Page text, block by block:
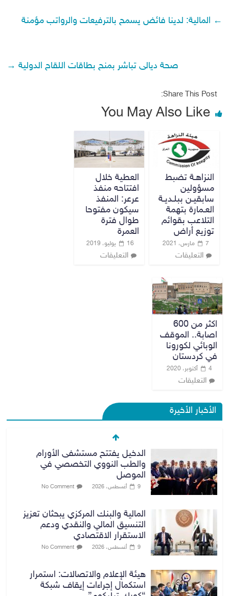
← المالية: لدينا فائض يسمح بالترفيعات والرواتب مؤمنة
صحة ديالى تباشر بمنح بطاقات اللقاح الدولية →
Share This Post:
You May Also Like
النزاهـة تضبط
مسؤولين
سابقيـن ببلـديـة
العـمارة بتهمة
التلاعب بقوائم
توزيع أراض
7 مارس، 2021
التعليقات
العطية خلال
افتتاحه منفذ
عرعر: المنفذ
سيكون مفتوحا
طوال فترة
العمرة
16 يوليو، 2019
التعليقات
اكثر من 600
اصابة.. الموقف
الوبائي لكورونا
في كردستان
4 أكتوبر، 2020
التعليقات
الأخبار الأخيرة
الدخيل يفتتح مستشفى الأورام
والطب النووي التخصصي في
الموصل
9 أغسطس، 2026 No Comment
المالية والبنك المركزي يبحثان تعزيز
التنسيق المالي والنقدي ودعم
الاستقرار الاقتصادي
9 أغسطس، 2026 No Comment
هيئة الإعلام والاتصالات: استمرار
استكمال إجراءات إيقاف شبكة